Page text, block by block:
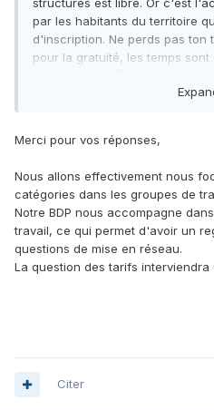
structures est libre. Or c'est
par les habitants du territoire
d'inscription. Ne perds pas ton
pour la gratuité, les temps
Un tarif unique bien négocié
surtout assurera la cohérence
Merci pour vos réponses,
Nous allons effectivement nous
catégories dans les groupes de
Notre BDP nous accompagne
travail, ce qui permet d'avoir un
questions de mise en réseau.
La question des tarifs interviendra
Citer